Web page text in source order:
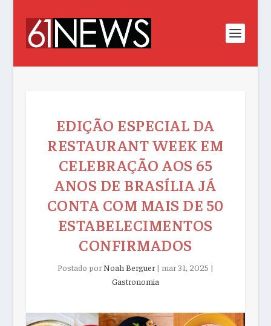
EDIÇÃO ESPECIAL DA
RESTAURANT WEEK EM
CELEBRAÇÃO AOS 65
ANOS DE BRASÍLIA JÁ
CONTA COM MAIS DE 50
ESTABELECIMENTOS
CONFIRMADOS
Postado por Noah Berguer| mar 31, 2025 |
Gastronomia